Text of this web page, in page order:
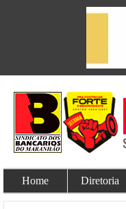
Home Diretoria